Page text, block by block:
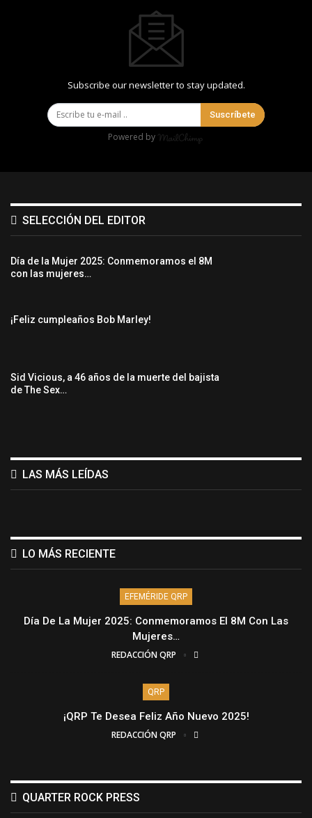
Subscribe our newsletter to stay updated.
Suscríbete
Powered by
SELECCIÓN DEL EDITOR
Día de la Mujer 2025: Conmemoramos el 8M
con las mujeres…
¡Feliz cumpleaños Bob Marley!
Sid Vicious, a 46 años de la muerte del bajista
de The Sex…
LAS MÁS LEÍDAS
LO MÁS RECIENTE
EFEMÉRIDE QRP
Día De La Mujer 2025: Conmemoramos El 8M Con Las
Mujeres…
REDACCIÓN QRP
QRP
¡QRP Te Desea Feliz Año Nuevo 2025!
REDACCIÓN QRP
QUARTER ROCK PRESS